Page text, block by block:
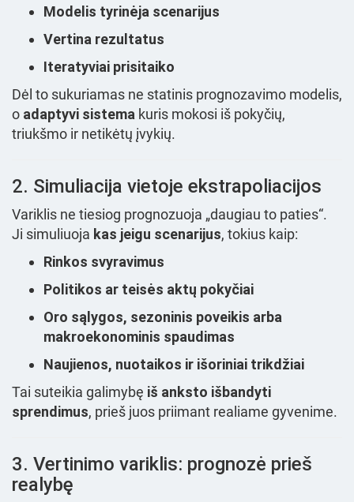
Modelis tyrinėja scenarijus
Vertina rezultatus
Iteratyviai prisitaiko
Dėl to sukuriamas ne statinis prognozavimo modelis,
o adaptyvi sistema kuris mokosi iš pokyčių,
triukšmo ir netikėtų įvykių.
2. Simuliacija vietoje ekstrapoliacijos
Variklis ne tiesiog prognozuoja „daugiau to paties“.
Ji simuliuoja kas jeigu scenarijus, tokius kaip:
Rinkos svyravimus
Politikos ar teisės aktų pokyčiai
Oro sąlygos, sezoninis poveikis arba
makroekonominis spaudimas
Naujienos, nuotaikos ir išoriniai trikdžiai
Tai suteikia galimybę iš anksto išbandyti
sprendimus, prieš juos priimant realiame gyvenime.
3. Vertinimo variklis: prognozė prieš
realybę